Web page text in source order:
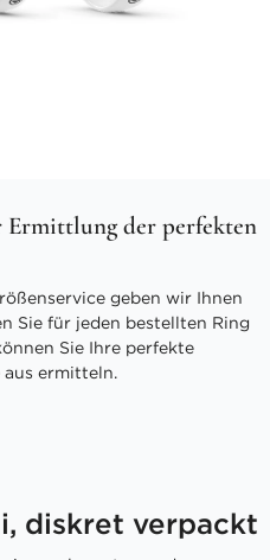
Ermittlung der perfekten
geben wir Ihnen
Sie für jeden bestellten Ring
Sie Ihre perfekte
aus ermitteln.
diskret verpackt